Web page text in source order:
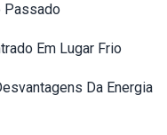
Passado
Em Lugar Frio
Da Energia